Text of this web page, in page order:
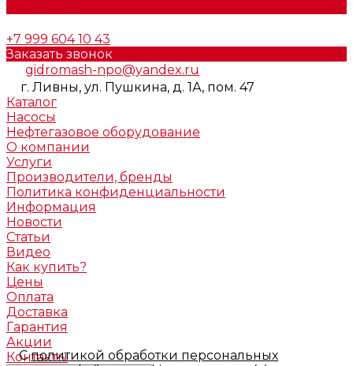
+7 999 604 10 43
Заказать звонок
gidromash-npo@yandex.ru
г. Ливны, ул. Пушкина, д. 1А, пом. 47
Каталог
Насосы
Нефтегазовое оборудование
О компании
Услуги
Производители, бренды
Политика конфиденциальности
Информация
Новости
Статьи
Видео
Как купить?
Цены
Оплата
Доставка
Гарантия
Акции
Контакты
Сполитикой обработки персональных